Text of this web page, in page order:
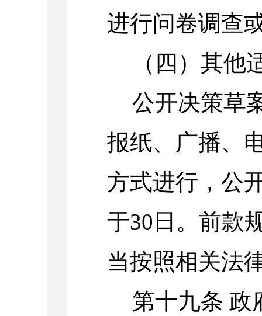
进行问卷调查
（四）其他
公开决策草
报纸、广播、
方式进行，公
于30日。前款
当按照相关法
第十九条 政